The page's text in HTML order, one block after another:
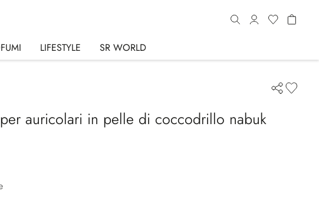
LIFESTYLE SR WORLD
auricolari in pelle di coccodrillo nabuk